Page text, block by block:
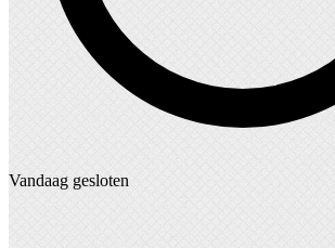
Vandaag gesloten